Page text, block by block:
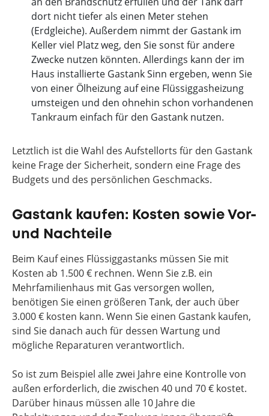
dort nicht tiefer als einen Meter stehen
(Erdgleiche). Außerdem nimmt der Gastank im
Keller viel Platz weg, den Sie sonst für andere
Zwecke nutzen könnten. Allerdings kann der im
Haus installierte Gastank Sinn ergeben, wenn Sie
von einer Ölheizung auf eine Flüssiggasheizung
umsteigen und den ohnehin schon vorhandenen
Tankraum einfach für den Gastank nutzen.
Letztlich ist die Wahl des Aufstellorts für den Gastank
keine Frage der Sicherheit, sondern eine Frage des
Budgets und des persönlichen Geschmacks.
Gastank kaufen: Kosten sowie Vor-
und Nachteile
Beim Kauf eines Flüssiggastanks müssen Sie mit
Kosten ab 1.500 € rechnen. Wenn Sie z.B. ein
Mehrfamilienhaus mit Gas versorgen wollen,
benötigen Sie einen größeren Tank, der auch über
3.000 € kosten kann. Wenn Sie einen Gastank kaufen,
sind Sie danach auch für dessen Wartung und
mögliche Reparaturen verantwortlich.
So ist zum Beispiel alle zwei Jahre eine Kontrolle von
außen erforderlich, die zwischen 40 und 70 € kostet.
Darüber hinaus müssen alle 10 Jahre die